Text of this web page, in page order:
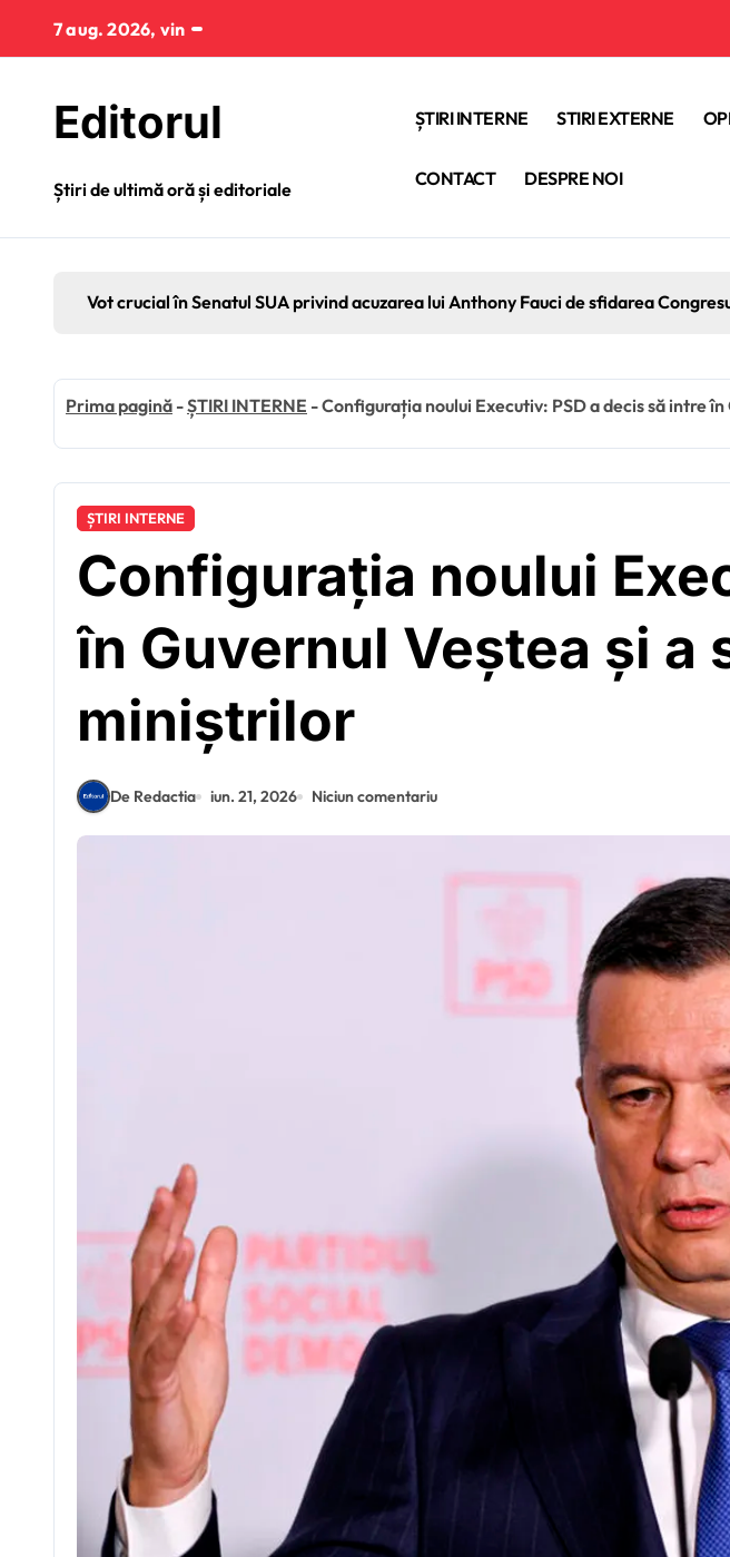
conținut
7 aug. 2026, vin
Editorul
Știri de ultimă oră și editoriale
ȘTIRI INTERNE STIRI EXTERNE
CONTACT DESPRE NOI
Vot crucial în Senatul SUA privind acuzarea lui Anthony Fauci de sfidarea
Prima pagină -ȘTIRI INTERNE -Configurația noului Executiv: PSD a decis să intre
ȘTIRI INTERNE
Configurația noului
în Guvernul Veștea și
miniștrilor
De Redactia iun. 21, 2026 Niciun comentariu